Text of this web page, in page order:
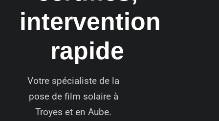
intervention
rapide
Votre spécialiste de la
pose de film solaire à
Troyes et en Aube.